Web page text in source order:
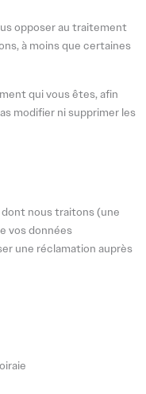
opposer au traitement
à moins que certaines
qui vous êtes, afin
modifier ni supprimer les
dont nous traitons (une
vos données
une réclamation auprès